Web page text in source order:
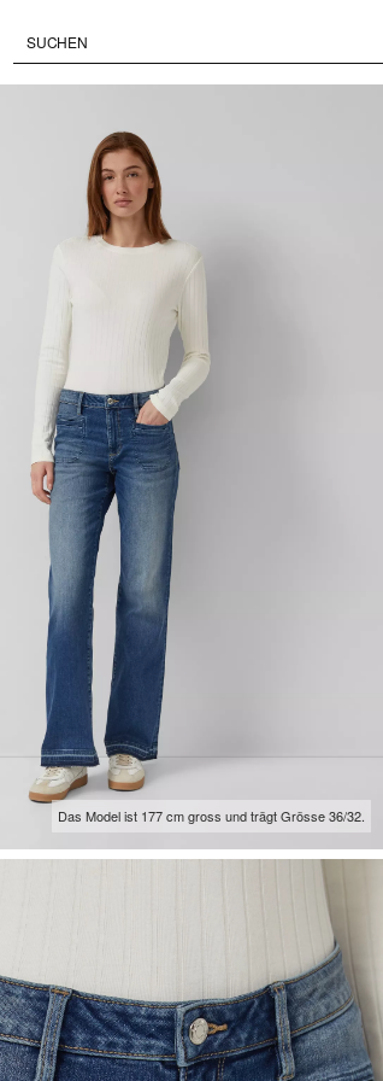
Das Model ist 177 cm gross und trägt Grösse 36/32.